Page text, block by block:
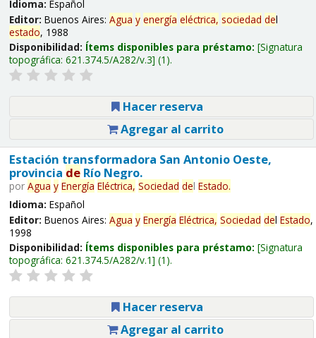
Idioma: Español
Editor: Buenos Aires: Agua y energía eléctrica, sociedad del
estado, 1988
Disponibilidad: Ítems disponibles para préstamo: Signatura
topográfica: 621.374.5/A282/v.3 (1).
Hacer reserva
Agregar al carrito
Estación transformadora San Antonio Oeste,
provincia deRío Negro.
por Agua y Energía Eléctrica, Sociedad del Estado.
Idioma: Español
Editor: Buenos Aires: Agua y Energía Eléctrica, Sociedad del Estado,
1998
Disponibilidad: Ítems disponibles para préstamo: Signatura
topográfica: 621.374.5/A282/v.1 (1).
Hacer reserva
Agregar al carrito